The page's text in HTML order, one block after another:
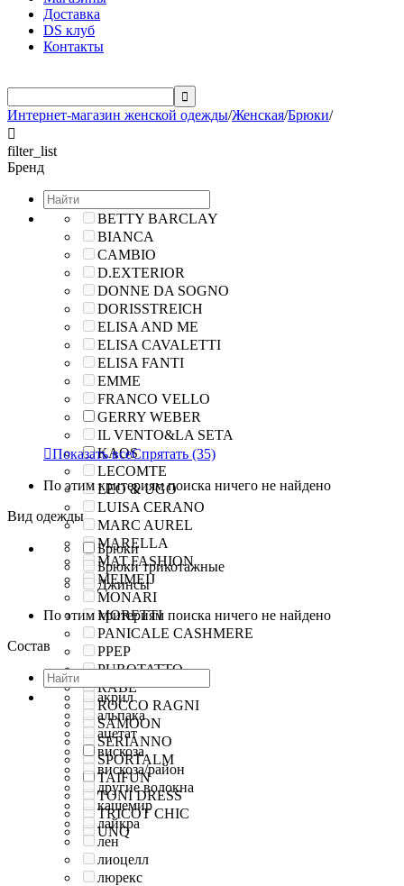
Доставка
DS клуб
Контакты

Интернет-магазин женской одежды/Женская/Брюки/

filter_list
Бренд
BETTY BARCLAY
BIANCA
CAMBIO
D.EXTERIOR
DONNE DA SOGNO
DORISSTREICH
ELISA AND ME
ELISA CAVALETTI
ELISA FANTI
EMME
FRANCO VELLO
GERRY WEBER
IL VENTO&LA SETA
KAOS
LECOMTE
LEO & UGO
LUISA CERANO
MARC AUREL
MARELLA
MAT.FASHION
MEIMEIJ
MONARI
MORETTI
PANICALE CASHMERE
PPEP
PUROTATTO
RABE
ROCCO RAGNI
SAMOON
SERIANNO
SPORTALM
TAIFUN
TONI DRESS
TRICOT CHIC
UNQ
Показать всеСпрятать (35)
По этим критериям поиска ничего не найдено
Вид одежды
Брюки
Брюки трикотажные
Джинсы
По этим критериям поиска ничего не найдено
Состав
акрил
альпака
ацетат
вискоза
вискоза/район
другие волокна
кашемир
лайкра
лен
лиоцелл
люрекс